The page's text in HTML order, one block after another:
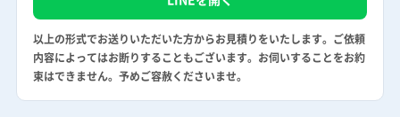
以上の形式でお送りいただいた方からお見積りをいたします。ご依頼
内容によってはお断りすることもございます。お伺いすることをお約
束はできません。予めご容赦くださいませ。